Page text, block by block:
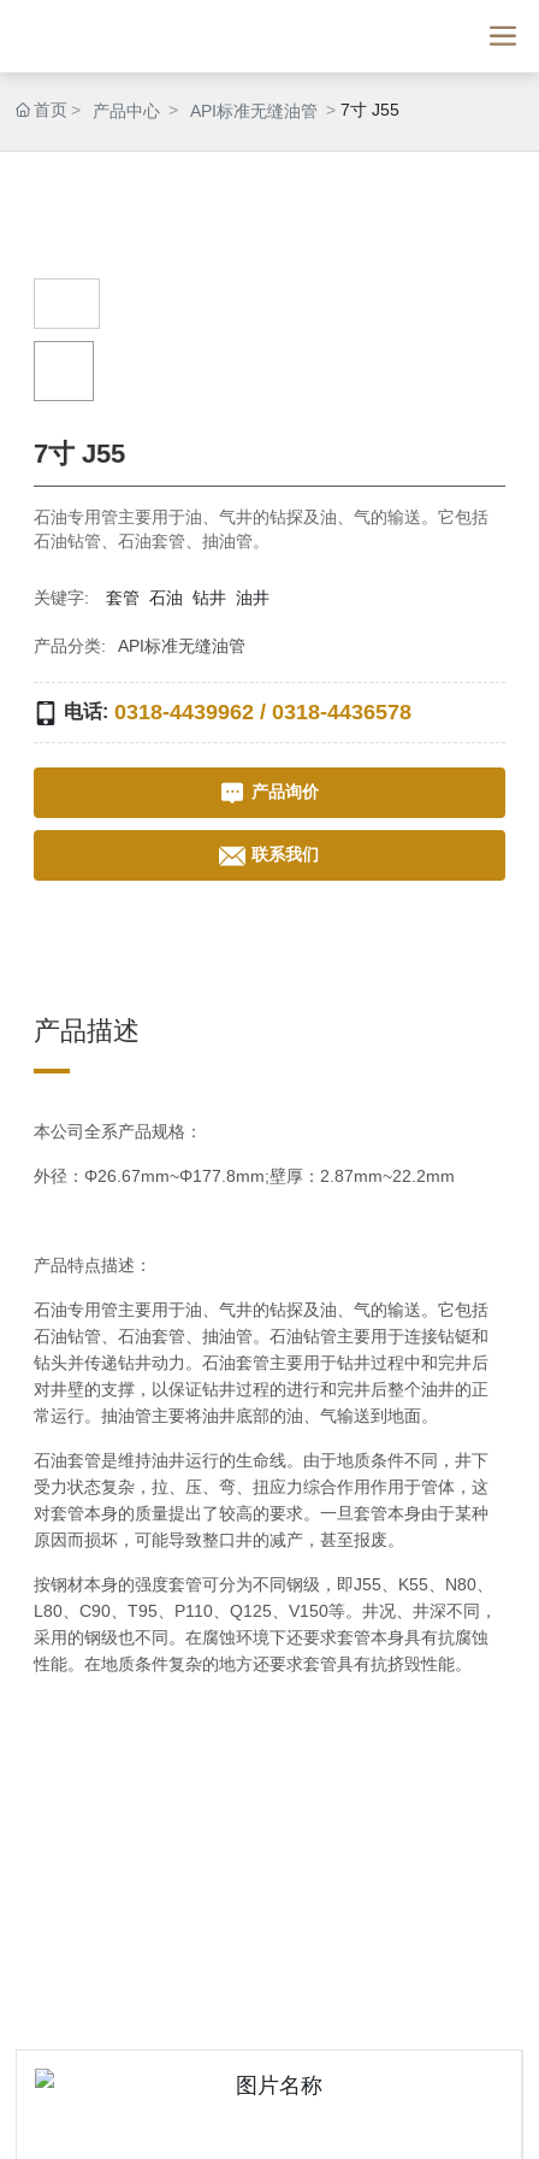
首页 产品中心 API标准无缝油管 7寸 J55
7寸 J55
石油专用管主要用于油、气井的钻探及油、气的输送。它包括
石油钻管、石油套管、抽油管。
关键字: 套管 石油 钻井 油井
产品分类: API标准无缝油管
电话: 0318-4439962 /0318-4436578
产品询价
联系我们
产品描述
本公司全系产品规格：
外径：Φ26.67mm~Φ177.8mm;壁厚：2.87mm~22.2mm
产品特点描述：
石油专用管主要用于油、气井的钻探及油、气的输送。它包括
石油钻管、石油套管、抽油管。石油钻管主要用于连接钻铤和
钻头并传递钻井动力。石油套管主要用于钻井过程中和完井后
对井壁的支撑，以保证钻井过程的进行和完井后整个油井的正
常运行。抽油管主要将油井底部的油、气输送到地面。
石油套管是维持油井运行的生命线。由于地质条件不同，井下
受力状态复杂，拉、压、弯、扭应力综合作用作用于管体，这
对套管本身的质量提出了较高的要求。一旦套管本身由于某种
原因而损坏，可能导致整口井的减产，甚至报废。
按钢材本身的强度套管可分为不同钢级，即J55、K55、N80、
L80、C90、T95、P110、Q125、V150等。井况、井深不同，
采用的钢级也不同。在腐蚀环境下还要求套管本身具有抗腐蚀
性能。在地质条件复杂的地方还要求套管具有抗挤毁性能。